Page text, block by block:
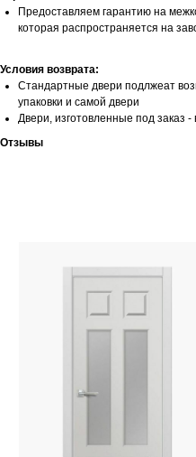
Предоставляем гарантию на
которая распространяется на
Условия возврата:
Стандартные двери подлжеат
упаковки и самой двери
Двери, изготовленные под заказ
Отзывы